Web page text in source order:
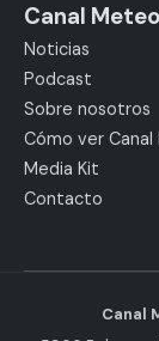
Canal Meteo
Noticias
Podcast
Sobre nosotros
Cómo ver
Media Kit
Contacto
Canal